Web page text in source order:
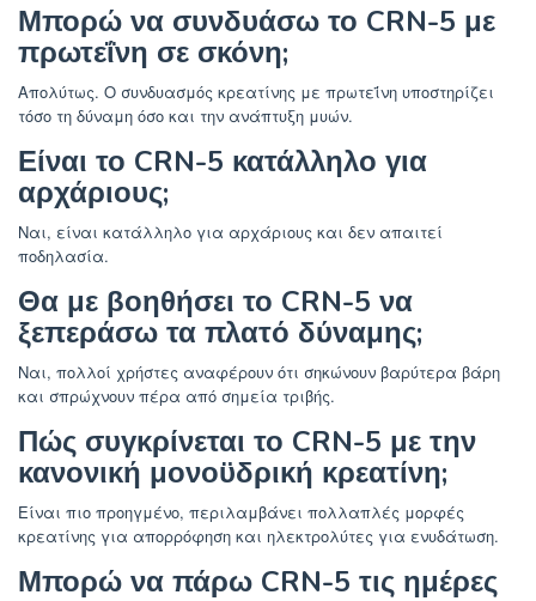
Μπορώ να συνδυάσω το CRN-5 με
πρωτεΐνη σε σκόνη;
Απολύτως. Ο συνδυασμός κρεατίνης με πρωτεΐνη υποστηρίζει
τόσο τη δύναμη όσο και την ανάπτυξη μυών.
Είναι το CRN-5 κατάλληλο για
αρχάριους;
Ναι, είναι κατάλληλο για αρχάριους και δεν απαιτεί
ποδηλασία.
Θα με βοηθήσει το CRN-5 να
ξεπεράσω τα πλατό δύναμης;
Ναι, πολλοί χρήστες αναφέρουν ότι σηκώνουν βαρύτερα βάρη
και σπρώχνουν πέρα από σημεία τριβής.
Πώς συγκρίνεται το CRN-5 με την
κανονική μονοϋδρική κρεατίνη;
Είναι πιο προηγμένο, περιλαμβάνει πολλαπλές μορφές
κρεατίνης για απορρόφηση και ηλεκτρολύτες για ενυδάτωση.
Μπορώ να πάρω CRN-5 τις ημέρες